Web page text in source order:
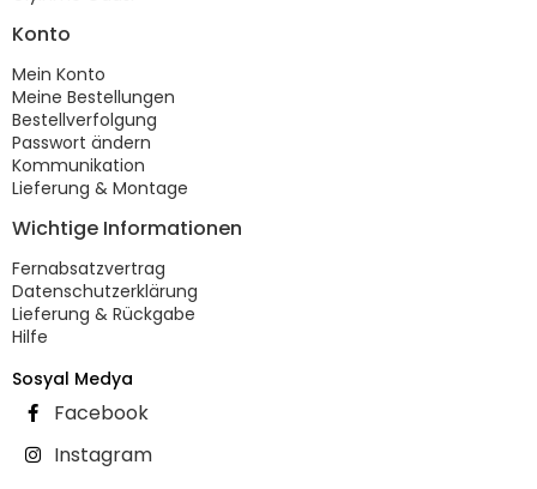
Konto
Mein Konto
Meine Bestellungen
Bestellverfolgung
Passwort ändern
Kommunikation
Lieferung & Montage
Wichtige Informationen
Fernabsatzvertrag
Datenschutzerklärung
Lieferung & Rückgabe
Hilfe
Sosyal Medya
Facebook
Instagram